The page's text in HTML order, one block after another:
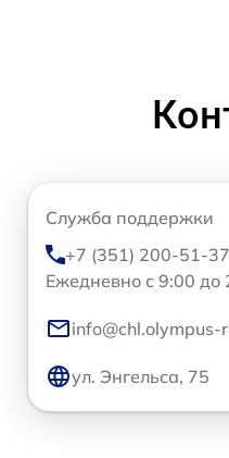
Служба поддержки
+7 (351) 200-51-37
Ежедневно с 9:00 до
ул. Энгельса, 75